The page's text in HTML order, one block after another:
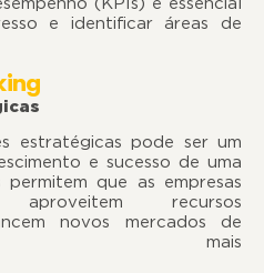
e identificar áreas de
estratégicas pode ser um
e sucesso de uma
permitem que as empresas
recursos
novos mercados de
mais